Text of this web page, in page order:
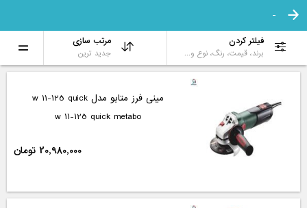
-
فیلتر کردن
برند، قیمت، رنگ، نوع و...
مرتب سازی
جدید ترین
مینی فرز متابو مدل w 11-125 quick
w 11-125 quick metabo
20,980,000 تومان